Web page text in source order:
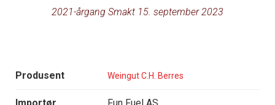
2021-årgang Smakt 15. september 2023
Produsent Weingut C.H. Berres